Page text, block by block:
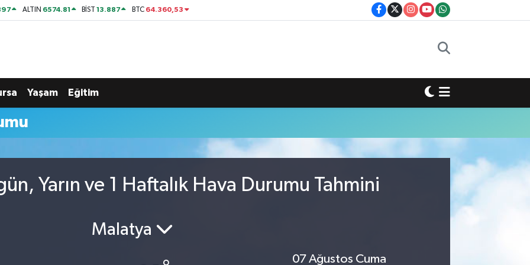
ALTIN 6574.81 BİST13.887 BTC 64.360,53
Yaşam Eğitim
Yarın ve 1 Haftalık Hava Durumu Tahmini
Malatya
07 Ağustos Cuma